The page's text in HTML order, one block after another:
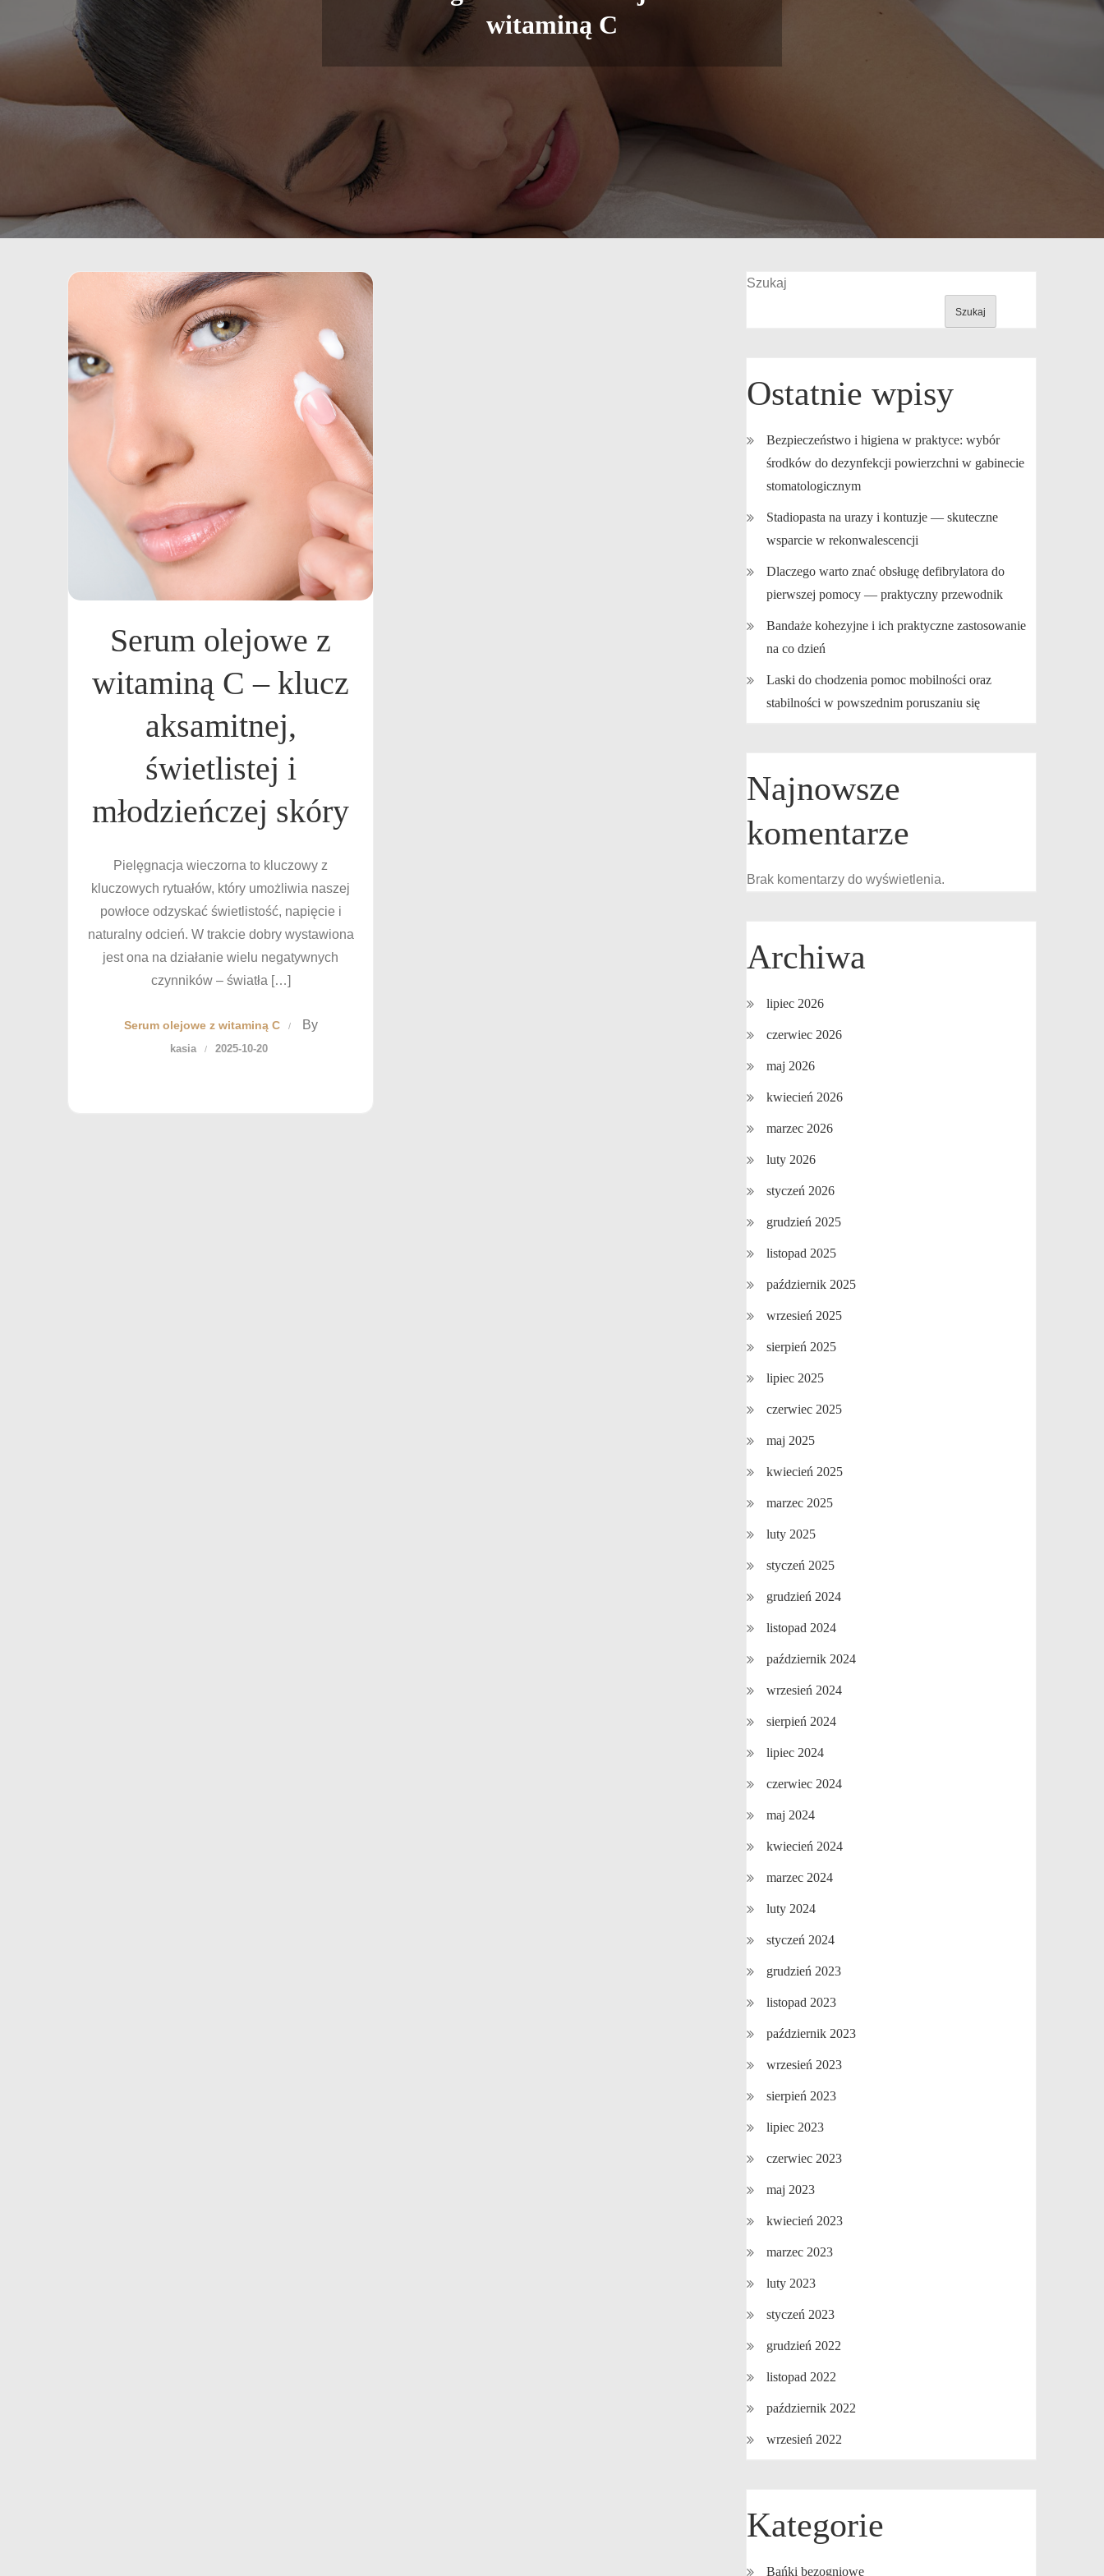
witaminą C
Serum olejowe z
witaminą C – klucz
aksamitnej,
świetlistej i
młodzieńczej skóry
Pielęgnacja wieczorna to kluczowy z
kluczowych rytuałów, który umożliwia naszej
powłoce odzyskać świetlistość, napięcie i
naturalny odcień. W trakcie dobry wystawiona
jest ona na działanie wielu negatywnych
czynników – światła […]
Serum olejowe z witaminą C By
kasia 2025-10-20
Szukaj
Szukaj
Ostatnie wpisy
Bezpieczeństwo i higiena w praktyce: wybór
środków do dezynfekcji powierzchni w gabinecie
stomatologicznym
Stadiopasta na urazy i kontuzje — skuteczne
wsparcie w rekonwalescencji
Dlaczego warto znać obsługę defibrylatora do
pierwszej pomocy — praktyczny przewodnik
Bandaże kohezyjne i ich praktyczne zastosowanie
na co dzień
Laski do chodzenia pomoc mobilności oraz
stabilności w powszednim poruszaniu się
Najnowsze
komentarze
Brak komentarzy do wyświetlenia.
Archiwa
lipiec 2026
czerwiec 2026
maj 2026
kwiecień 2026
marzec 2026
luty 2026
styczeń 2026
grudzień 2025
listopad 2025
październik 2025
wrzesień 2025
sierpień 2025
lipiec 2025
czerwiec 2025
maj 2025
kwiecień 2025
marzec 2025
luty 2025
styczeń 2025
grudzień 2024
listopad 2024
październik 2024
wrzesień 2024
sierpień 2024
lipiec 2024
czerwiec 2024
maj 2024
kwiecień 2024
marzec 2024
luty 2024
styczeń 2024
grudzień 2023
listopad 2023
październik 2023
wrzesień 2023
sierpień 2023
lipiec 2023
czerwiec 2023
maj 2023
kwiecień 2023
marzec 2023
luty 2023
styczeń 2023
grudzień 2022
listopad 2022
październik 2022
wrzesień 2022
Kategorie
Bańki bezogniowe